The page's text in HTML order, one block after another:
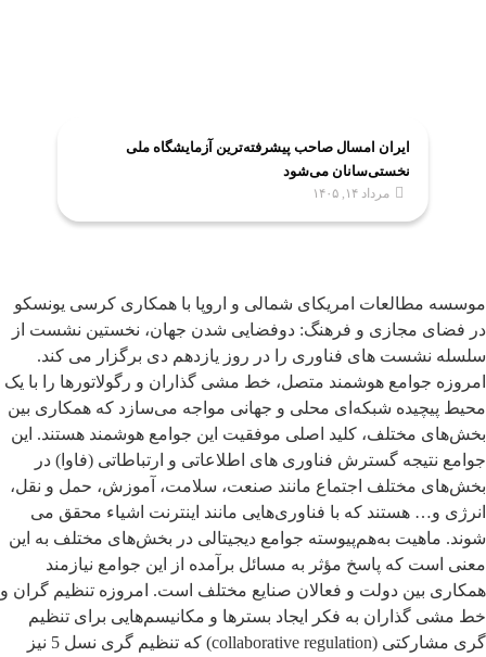
ایران امسال صاحب پیشرفته‌ترین آزمایشگاه ملی
نخستی‌سانان می‌شود
مرداد ۱۴, ۱۴۰۵
موسسه مطالعات امریکای شمالی و اروپا با همکاری کرسی یونسکو
در فضای مجازی و فرهنگ: دوفضایی شدن جهان، نخستین نشست از
سلسله نشست های فناوری را در روز یازدهم دی برگزار می کند.
امروزه جوامع هوشمند متصل، خط مشی گذاران و رگولاتورها را با یک
محیط پیچیده شبکه‌ای محلی و جهانی مواجه می‌سازد که همکاری بین
بخش‌های مختلف، کلید اصلی موفقیت این جوامع هوشمند هستند. این
جوامع نتیجه گسترش فناوری های اطلاعاتی و ارتباطاتی (فاوا) در
بخش‌های مختلف اجتماع مانند صنعت، سلامت، آموزش، حمل و نقل،
انرژی و… هستند که با فناوری‌هایی مانند اینترنت اشیاء محقق می
شوند. ماهیت به‌هم‌پیوسته جوامع دیجیتالی در بخش‌های مختلف به این
معنی است که پاسخ مؤثر به مسائل برآمده از این جوامع نیازمند
همکاری بین دولت و فعالان صنایع مختلف است. امروزه تنظیم گران و
خط مشی گذاران به فکر ایجاد بسترها و مکانیسم‌هایی برای تنظیم
گری مشارکتی (collaborative regulation) که تنظیم گری نسل 5 نیز